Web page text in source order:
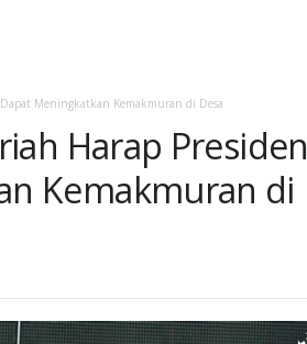
Meningkatkan Kemakmuran di Desa
Harap Presiden
Kemakmuran di